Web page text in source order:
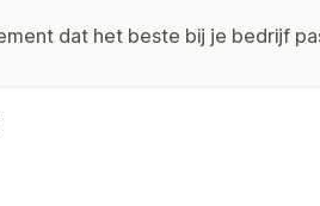
dat het beste bij je bedrijf